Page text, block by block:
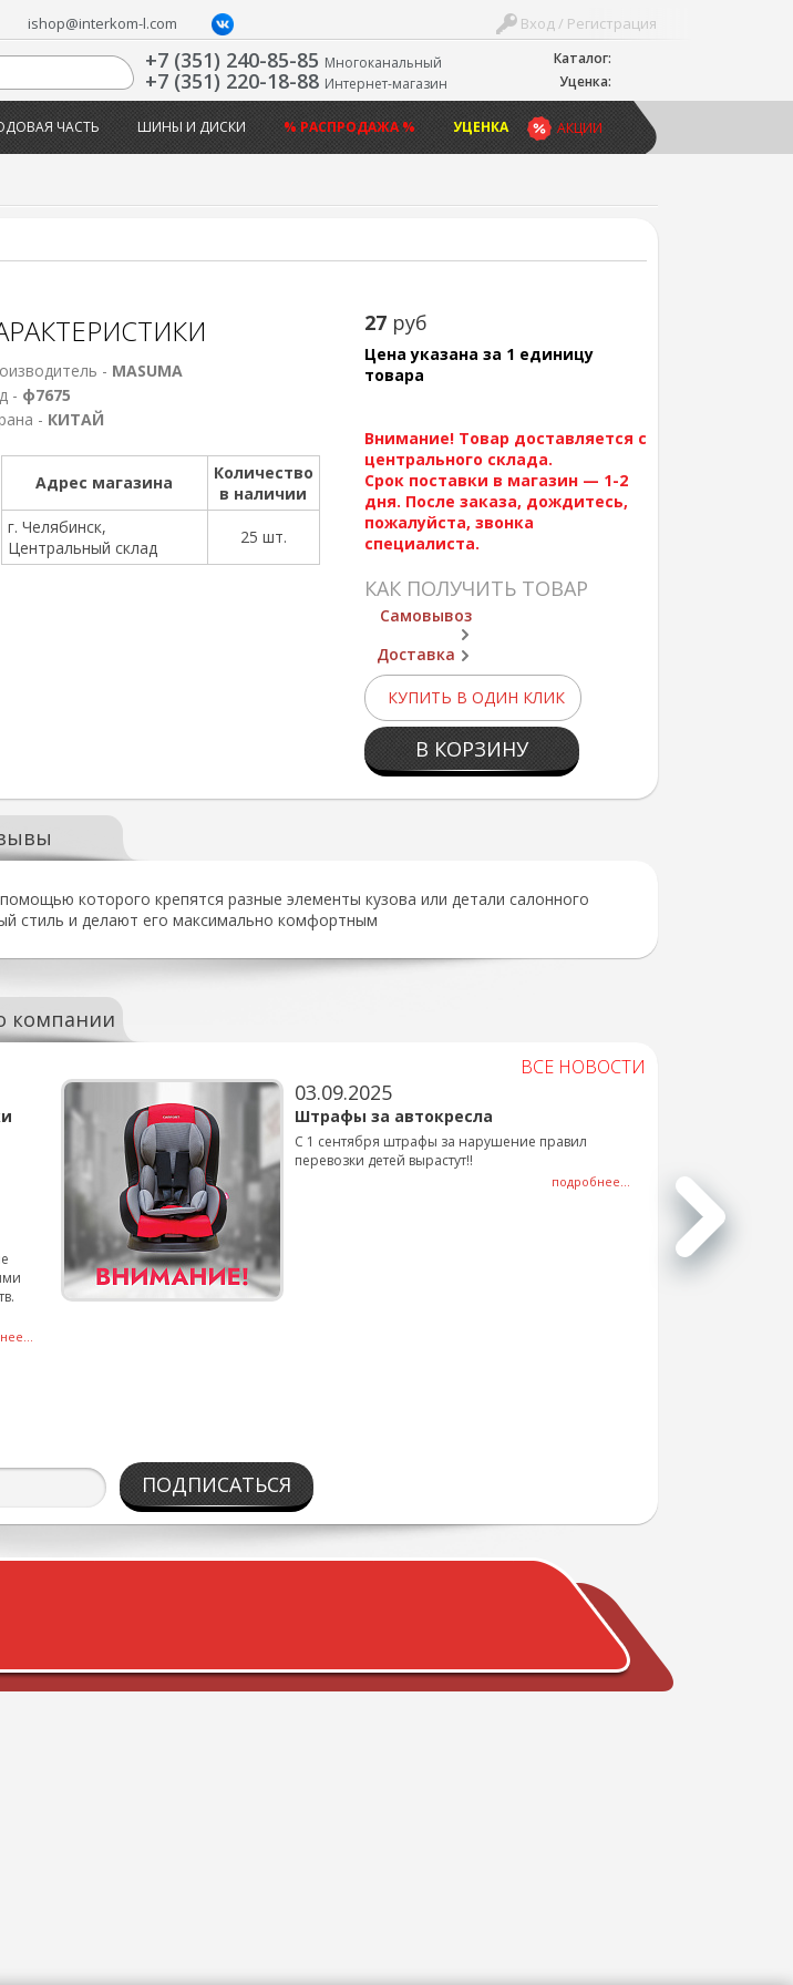
Каталог:
Уценка:
Вход / Регистрация
ishop@interkom-l.com
+7 (351) 240-85-85 Многоканальный
+7 (351) 220-18-88 Интернет-магазин
АКЦИИ
ЧАСТЬ ШИНЫ И ДИСКИ % РАСПРОДАЖА % УЦЕНКА
27 руб
Цена указана за 1 единицу
товара
Внимание! Товар доставляется с
центрального склада.
Срок поставки в магазин — 1-2
дня. После заказа, дождитесь,
пожалуйста, звонка
специалиста.
КАК ПОЛУЧИТЬ ТОВАР
Самовывоз
Доставка
КУПИТЬ В ОДИН КЛИК
В КОРЗИНУ
- MASUMA
- ф7675
- КИТАЙ
Адрес магазина
Количество
в наличии
г. Челябинск,
Центральный склад
25 шт.
которого крепятся разные элементы кузова или детали салонного
стиль и делают его максимально комфортным
компании
ВСЕ НОВОСТИ
03.09.2025
Штрафы за автокресла
С 1 сентября штрафы за нарушение правил
перевозки детей вырастут!!
подробнее...
ПОДПИСАТЬСЯ